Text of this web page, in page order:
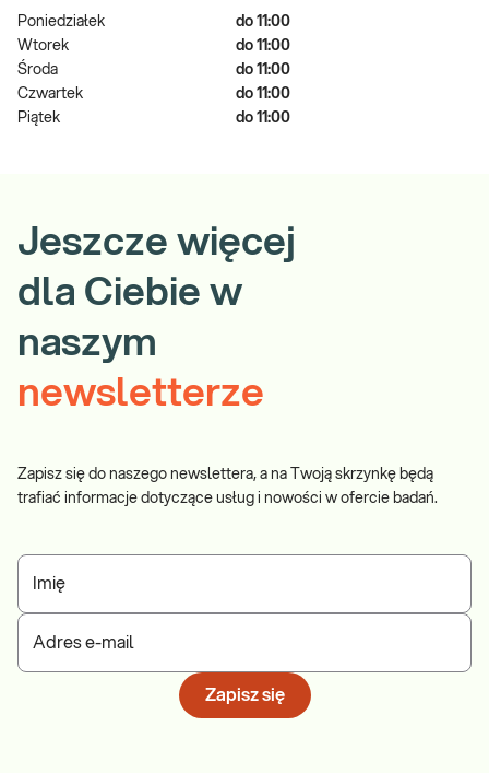
Poniedziałek
do 11:00
Wtorek
do 11:00
Środa
do 11:00
Czwartek
do 11:00
Piątek
do 11:00
Jeszcze więcej
dla Ciebie w
naszym
newsletterze
Zapisz się do naszego newslettera, a na Twoją skrzynkę będą
trafiać informacje dotyczące usług i nowości w ofercie badań.
Imię
Adres e-mail
Zapisz się